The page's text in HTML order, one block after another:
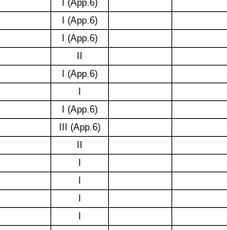
I (App.6)
I (App.6)
I (App.6)
I (App.6)
I (App.6)
III (App.6)